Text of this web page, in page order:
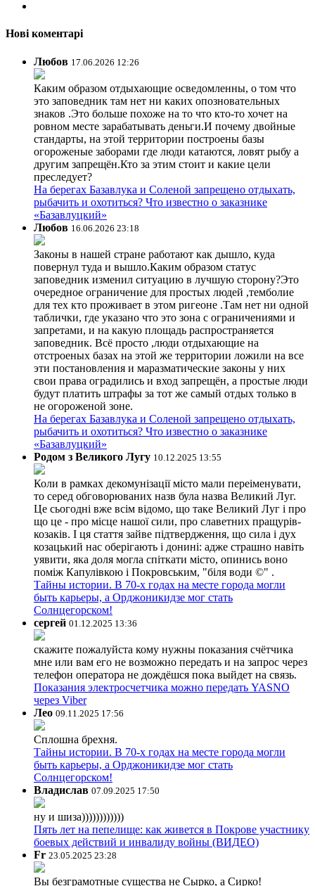
Нові коментарі
Любов 17.06.2026 12:26
Каким образом отдыхающие осведомленны, о том что
это заповедник там нет ни каких опозновательных
знаков .Это больше похоже на то что кто-то хочет на
ровном месте зарабатывать деньги.И почему двойные
стандарты, на этой территории построены базы
огороженые заборами где люди катаются, ловят рыбу а
другим запрещён.Кто за этим стоит и какие цели
преследует?
На берегах Базавлука и Соленой запрещено отдыхать,
рыбачить и охотиться? Что известно о заказнике
«Базавлуцкий»
Любов 16.06.2026 23:18
Законы в нашей стране работают как дышло, куда
повернул туда и вышло.Каким образом статус
заповедник изменил ситуацию в лучшую сторону?Это
очередное ограничение для простых людей ,темболие
для тех кто проживает в этом ригеоне .Там нет ни одной
таблички, где указано что это зона с ограничениями и
запретами, и на какую площадь распространяется
заповедник. Всё просто ,люди отдыхающие на
отстроеных базах на этой же территории ложили на все
эти постановления и маразматические законы у них
свои права оградились и вход запрещён, а простые люди
будут платить штрафы за тот же самый отдых только в
не огороженой зоне.
На берегах Базавлука и Соленой запрещено отдыхать,
рыбачить и охотиться? Что известно о заказнике
«Базавлуцкий»
Родом з Великого Лугу 10.12.2025 13:55
Коли в рамках декомунізації місто мали переіменувати,
то серед обговорюваних назв була назва Великий Луг.
Це сьогодні вже всім відомо, що таке Великий Луг і про
що це - про місце нашої сили, про славетних пращурів-
козаків. І ця стаття зайве підтвердження, що сила і дух
козацький нас оберігають і донині: адже страшно навіть
уявити, яка доля могла спіткати місто, опинись воно
поміж Капулівкою і Покровським, "біля води ©" .
Тайны истории. В 70-х годах на месте города могли
быть карьеры, а Орджоникидзе мог стать
Солнцегорском!
сергей 01.12.2025 13:36
скажите пожалуйста кому нужны показания счётчика
мне или вам его не возможно передать и на запрос через
телефон оператора не дождёшся пока выйдет на связь.
Показания электросчетчика можно передать YASNO
через Viber
Лео 09.11.2025 17:56
Сплошна брехня.
Тайны истории. В 70-х годах на месте города могли
быть карьеры, а Орджоникидзе мог стать
Солнцегорском!
Владислав 07.09.2025 17:50
ну и шиза))))))))))))
Пять лет на пепелище: как живется в Покрове участнику
боевых действий и инвалиду войны (ВИДЕО)
Fr 23.05.2025 23:28
Вы безграмотные существа не Сырко, а Сирко!